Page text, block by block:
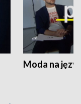
Moda na